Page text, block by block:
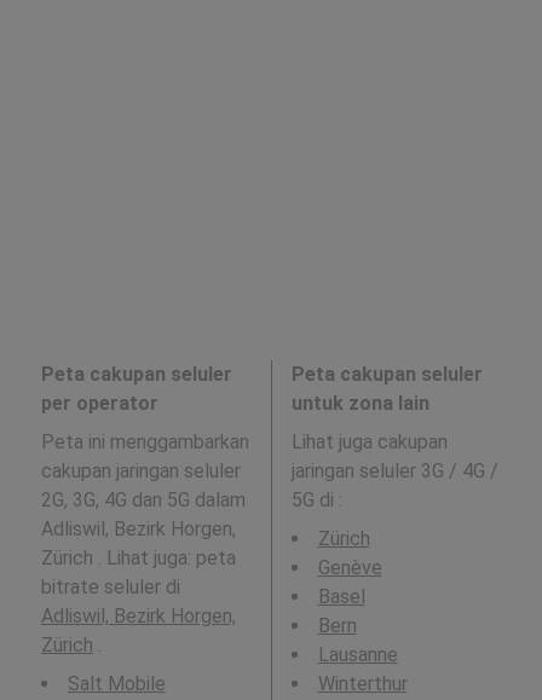
Peta cakupan seluler
per operator
Peta ini menggambarkan
cakupan jaringan seluler
2G, 3G, 4G dan 5G dalam
Adliswil, Bezirk Horgen,
Zürich . Lihat juga: peta
bitrate seluler di
Adliswil, Bezirk Horgen,
Zürich .
Salt Mobile
Peta cakupan seluler
untuk zona lain
Lihat juga cakupan
jaringan seluler 3G / 4G /
5G di :
Zürich
Genève
Basel
Bern
Lausanne
Winterthur